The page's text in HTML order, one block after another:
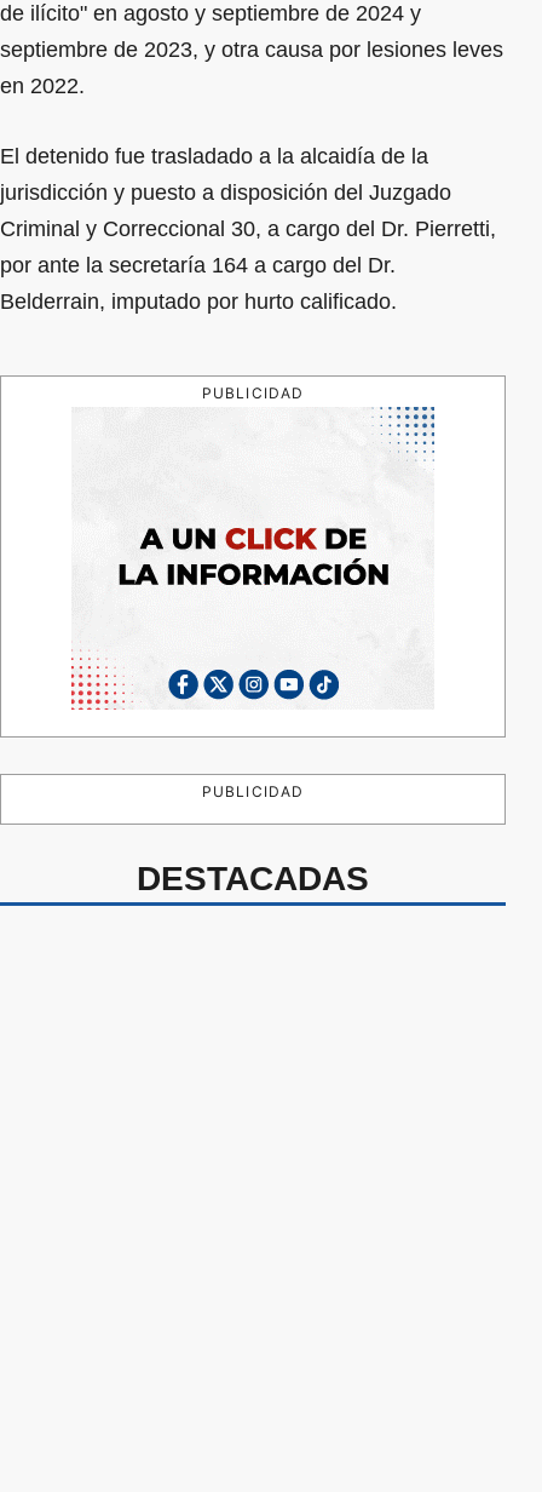
de ilícito" en agosto y septiembre de 2024 y
septiembre de 2023, y otra causa por lesiones leves
en 2022.
El detenido fue trasladado a la alcaidía de la
jurisdicción y puesto a disposición del Juzgado
Criminal y Correccional 30, a cargo del Dr. Pierretti,
por ante la secretaría 164 a cargo del Dr.
Belderrain, imputado por hurto calificado.
PUBLICIDAD
PUBLICIDAD
DESTACADAS